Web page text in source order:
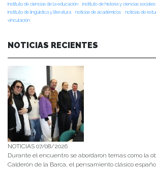
instituto de ciencias de la educación
instituto de historia y ciencias sociales
instituto de lingüística y literatura
noticias de académicos noticias de
vinculación
NOTICIAS RECIENTES
NOTICIAS 07/08/2026
Durante el encuentro se abordaron temas como la
Calderón de la Barca, el pensamiento clásico